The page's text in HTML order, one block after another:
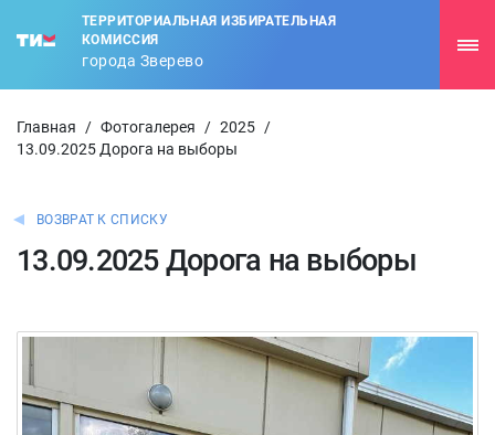
ТЕРРИТОРИАЛЬНАЯ ИЗБИРАТЕЛЬНАЯ
КОМИССИЯ
города Зверево
Главная / Фотогалерея / 2025 /
13.09.2025 Дорога на выборы
ВОЗВРАТ К СПИСКУ
13.09.2025 Дорога на выборы